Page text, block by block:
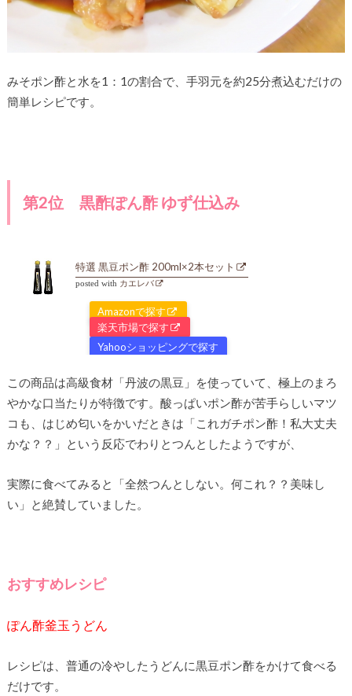
みそポン酢と水を1：1の割合で、手羽元を約25分煮込むだけの
簡単レシピです。
第2位 黒酢ぽん酢 ゆず仕込み
特選 黒豆ポン酢 200ml×2本セット
posted with カエレバ
Amazonで探す
楽天市場で探す
Yahooショッピングで探す
この商品は高級食材「丹波の黒豆」を使っていて、極上のまろ
やかな口当たりが特徴です。酸っぱいポン酢が苦手らしいマツ
コも、はじめ匂いをかいだときは「これガチポン酢！私大丈夫
かな？？」という反応でわりとつんとしたようですが、
実際に食べてみると「全然つんとしない。何これ？？美味し
い」と絶賛していました。
おすすめレシピ
ぽん酢釜玉うどん
レシピは、普通の冷やしたうどんに黒豆ポン酢をかけて食べる
だけです。